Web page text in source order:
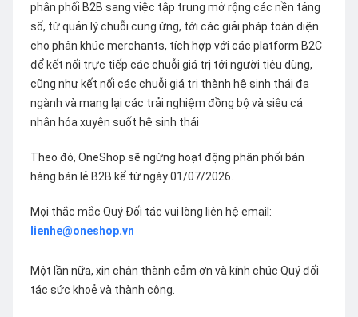
phân phối B2B sang việc tập trung mở rộng các nền tảng
số, từ quản lý chuỗi cung ứng, tới các giải pháp toàn diện
cho phân khúc merchants, tích hợp với các platform B2C
để kết nối trực tiếp các chuỗi giá trị tới người tiêu dùng,
cũng như kết nối các chuỗi giá trị thành hệ sinh thái đa
ngành và mang lại các trải nghiệm đồng bộ và siêu cá
nhân hóa xuyên suốt hệ sinh thái
Theo đó, OneShop sẽ ngừng hoạt động phân phối bán
hàng bán lẻ B2B kể từ ngày 01/07/2026.
Mọi thắc mắc Quý Đối tác vui lòng liên hệ email:
lienhe@oneshop.vn
Một lần nữa, xin chân thành cảm ơn và kính chúc Quý đối
tác sức khoẻ và thành công.